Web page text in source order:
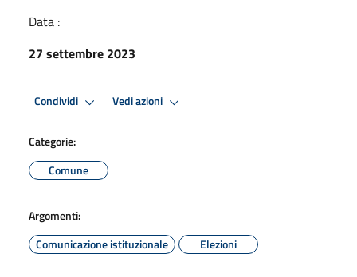
Data :
27 settembre 2023
Condividi Vedi azioni
Categorie:
Comune
Argomenti:
Comunicazione istituzionale
Elezioni